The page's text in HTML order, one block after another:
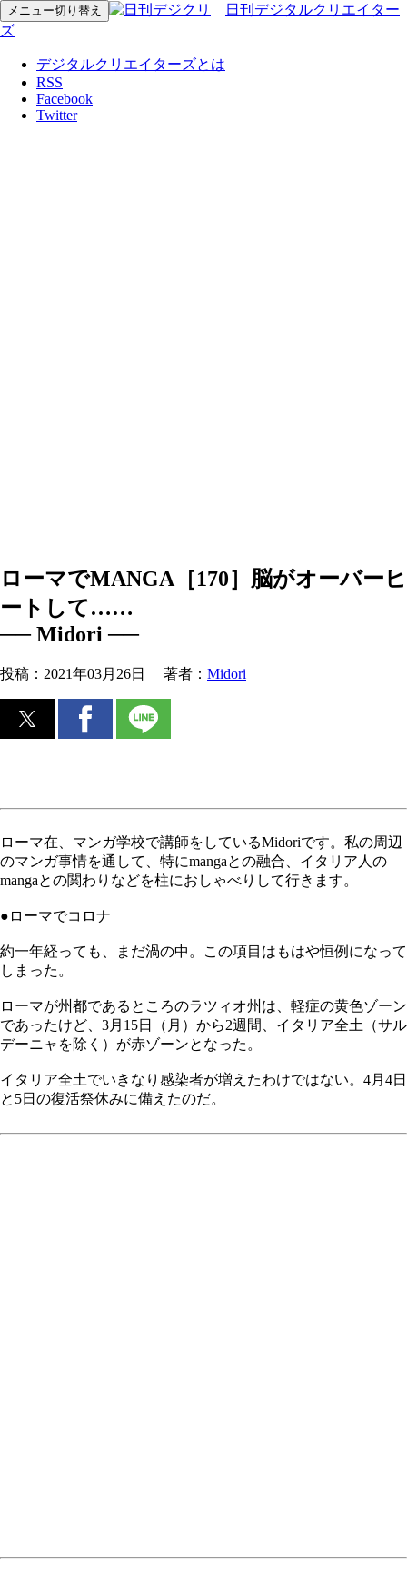
メニュー切り替え
日刊デジタルクリエイター
ズ
デジタルクリエイターズとは
RSS
Facebook
Twitter
ローマでMANGA［170］脳がオーバーヒ
ートして……
── Midori ──
投稿： 2021年03月26日 著者： Midori
ローマ在、マンガ学校で講師をしているMidoriです。私の周辺
のマンガ事情を通して、特にmangaとの融合、イタリア人の
mangaとの関わりなどを柱におしゃべりして行きます。
●ローマでコロナ
約一年経っても、まだ渦の中。この項目はもはや恒例になって
しまった。
ローマが州都であるところのラツィオ州は、軽症の黄色ゾーン
であったけど、3月15日（月）から2週間、イタリア全土（サル
デーニャを除く）が赤ゾーンとなった。
イタリア全土でいきなり感染者が増えたわけではない。4月4日
と5日の復活祭休みに備えたのだ。